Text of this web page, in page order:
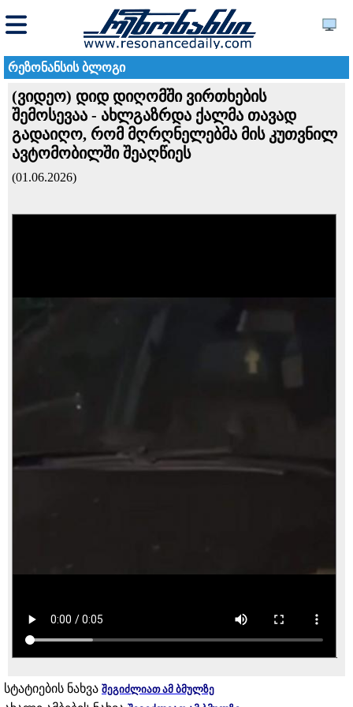
რეზონანსის ბლოგი
(ვიდეო) დიდ დიღომში ვირთხების
შემოსევაა - ახლგაზრდა ქალმა თავად
გადაიღო, რომ მღრღნელებმა მის კუთვნილ
ავტომობილში შეაღწიეს
(01.06.2026)
სტატიების ნახვა შეგიძლიათ ამ ბმულზე